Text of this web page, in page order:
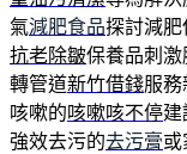
氣減肥食品探討減肥
抗老除皺保養品刺激
轉管道新竹借錢服務
咳嗽的咳嗽咳不停建
強效去污的去污膏或